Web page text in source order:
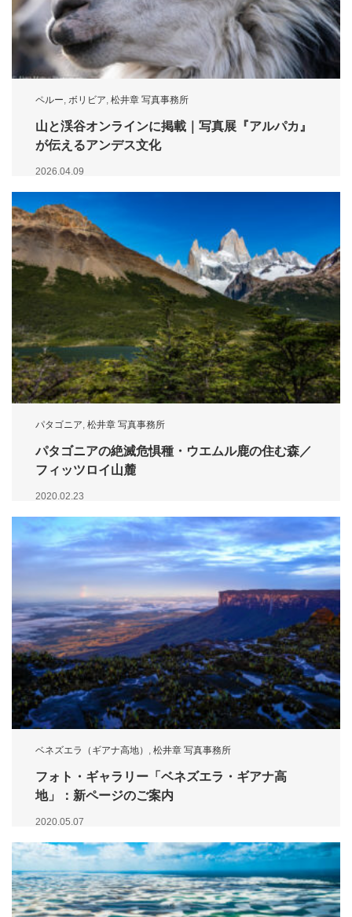
ペルー ボリビア 松井章 写真事務所
山と渓谷オンラインに掲載｜写真展『アルパカ』
が伝えるアンデス文化
2026.04.09
パタゴニア, 松井章 写真事務所
パタゴニアの絶滅危惧種・ウエムル鹿の住む森／
フィッツロイ山麓
2020.02.23
ベネズエラ（ギアナ高地） , 松井章 写真事務所
フォト・ギャラリー「ベネズエラ・ギアナ高
地」：新ページのご案内
2020.05.07